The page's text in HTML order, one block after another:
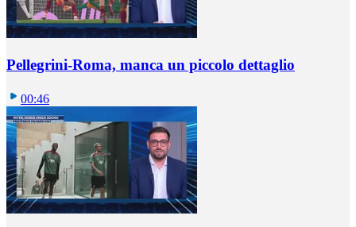
Pellegrini-Roma, manca un piccolo dettaglio
00:46